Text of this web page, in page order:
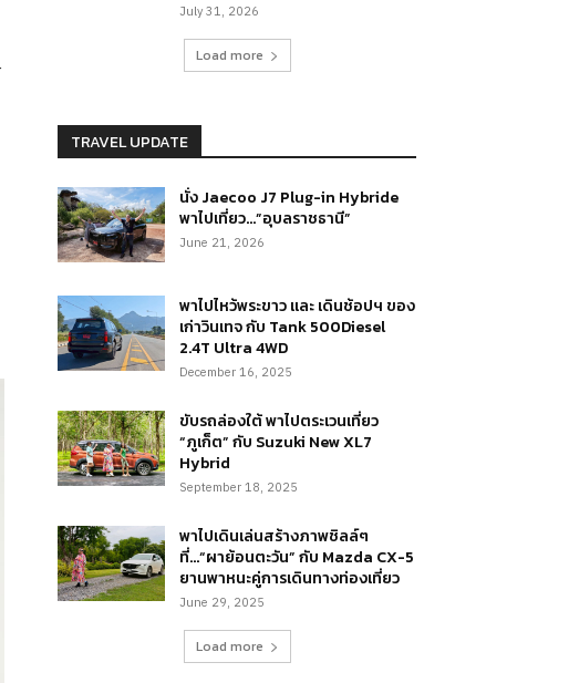
July 31, 2026
Load more
TRAVEL UPDATE
นั่ง Jaecoo J7 Plug-in Hybride
พาไปเที่ยว…”อุบลราชธานี”
June 21, 2026
พาไปไหว้พระขาว และ เดินช้อปฯ ของ
เก่าวินเทจ กับ Tank 500Diesel
2.4T Ultra 4WD
December 16, 2025
ขับรถล่องใต้ พาไปตระเวนเที่ยว
“ภูเก็ต” กับ Suzuki New XL7
Hybrid
September 18, 2025
พาไปเดินเล่นสร้างภาพชิลล์ๆ
ที่…“ผาย้อนตะวัน” กับ Mazda CX-5
ยานพาหนะคู่การเดินทางท่องเที่ยว
June 29, 2025
Load more